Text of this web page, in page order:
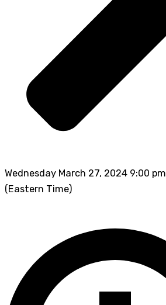
Wednesday March 27, 2024 9:00 pm
(Eastern Time)